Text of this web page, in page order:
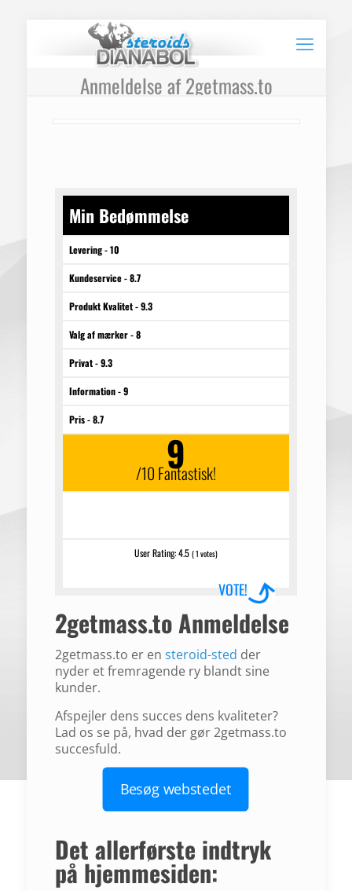
Anmeldelse af 2getmass.to
Min Bedømmelse
Levering - 10
Kundeservice - 8.7
Produkt Kvalitet - 9.3
Valg af mærker - 8
Privat - 9.3
Information - 9
Pris - 8.7
9
/10 Fantastisk!
User Rating:4.5 (1 votes)
VOTE!
2getmass.to Anmeldelse
2getmass.to er en steroid-sted der
nyder et fremragende ry blandt sine
kunder.
Afspejler dens succes dens kvaliteter?
Lad os se på, hvad der gør 2getmass.to
succesfuld.
Besøg webstedet
Det allerførste indtryk
på hjemmesiden: